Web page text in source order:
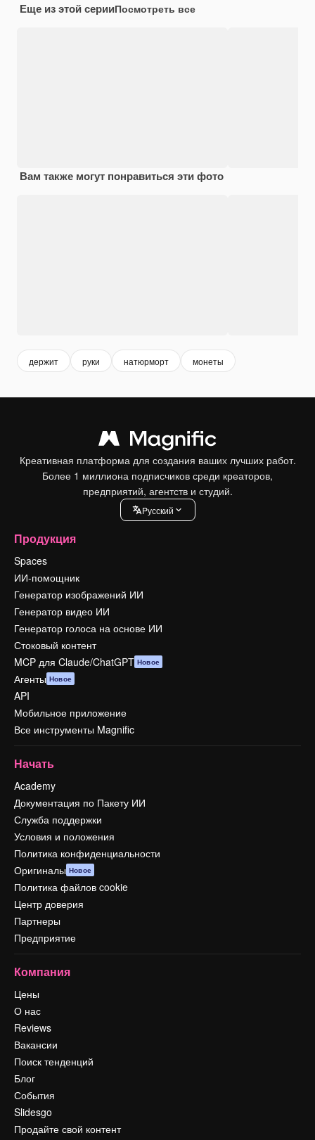
Еще из этой серииПосмотреть все
Вам также могут понравиться эти фото
держит руки натюрморт монеты
Креативная платформа для создания ваших лучших работ.
Более 1 миллиона подписчиков среди креаторов,
предприятий, агентств и студий.
Pусский
Продукция
Spaces
ИИ-помощник
Генератор изображений ИИ
Генератор видео ИИ
Генератор голоса на основе ИИ
Стоковый контент
MCP для Claude/ChatGPT Новое
Агенты Новое
API
Мобильное приложение
Все инструменты Magnific
Начать
Academy
Документация по Пакету ИИ
Служба поддержки
Условия и положения
Политика конфиденциальности
Оригиналы Новое
Политика файлов cookie
Центр доверия
Партнеры
Предприятие
Компания
Цены
О нас
Reviews
Вакансии
Поиск тенденций
Блог
События
Slidesgo
Продайте свой контент